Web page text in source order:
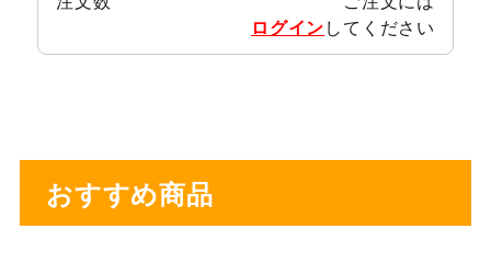
ログインしてください
おすすめ商品